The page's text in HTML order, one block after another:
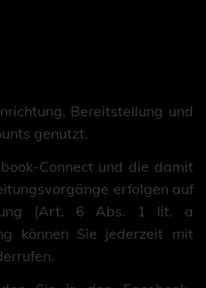
Bereitstellung und
genutzt.
Connect und die damit
erfolgen auf
(Art. 6 Abs. 1 lit. a
können Sie jederzeit mit